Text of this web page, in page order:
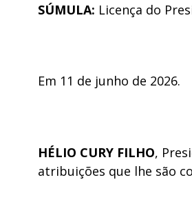
SÚMULA: Licença do
Em 11 de junho de 2026.
HÉLIO CURY FILHO,
atribuições que lhe são